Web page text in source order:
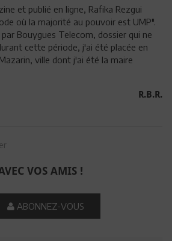
et publié en ligne, Rafika Rezgui
où la majorité au pouvoir est UMP".
Bouygues Telecom, dossier qui ne
cette période, j'ai été placée en
ville dont j'ai été la maire
R.B.R.
VOS AMIS !
ABONNEZ-VOUS